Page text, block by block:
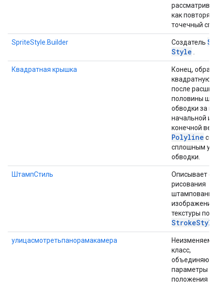
как
точечный
SpriteStyle.Builder Создатель
Style
Квадратная крышка
Конец,
квадратную
после
половины
обводки за
начальной
конечной
Polyline со
сплошным
обводки.
ШтампСтиль
Описывает
рисования
изображения
текстуры
StrokeStyle
улицасмотретьпанорамакамера
класс,
параметры
положения